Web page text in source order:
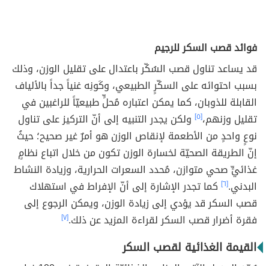
فوائد قصب السكر للرجيم
قد يساعد تناول قصب السُكّر باعتدال على تقليل الوزن، وذلك
بسبب احتوائه على السكّرٍ الطبيعي، وكَونِه غنياً جداً بالألياف
القابلة للذوبان، كما يمكن اعتباره مُحلٍّ طبيعيّاً للراغبين في
تقليل وزنهم،[٥]
ولكن يجدر التنبيه إلى أنّ التركيز على تناول
نوعٍ واحدٍ من الأطعمة لإنقاص الوزن هو أمرٌ غير صحيح؛ حيثُ
إنّ الطريقة الصحيّة لخسارة الوزن تكون من خلال اتباع نظامٍ
غذائيٍّ صحي متوازن، مُحدد السعرات الحرارية، وزيادة النشاط
البدني.[٦]
كما تجدر الإشارة إلى أنّ الإفراط في استهلاك
قصب السكر قد يؤدي إلى زيادة الوزن، ويمكن الرجوع إلى
فقرة أضرار قصب السكر لقراءة المزيد عن ذلك.[٧]
القيمة الغذائية لقصب السكر